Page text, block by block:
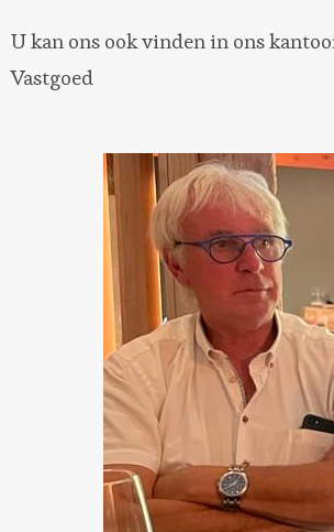
U kan ons ook vinden in ons
Vastgoed